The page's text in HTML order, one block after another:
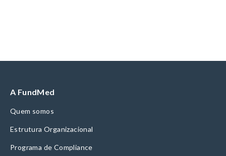
A FundMed
Quem somos
Estrutura Organizacional
Programa de Compliance